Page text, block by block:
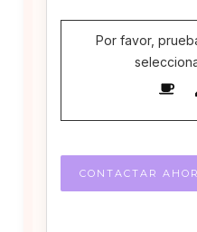
Por favor,